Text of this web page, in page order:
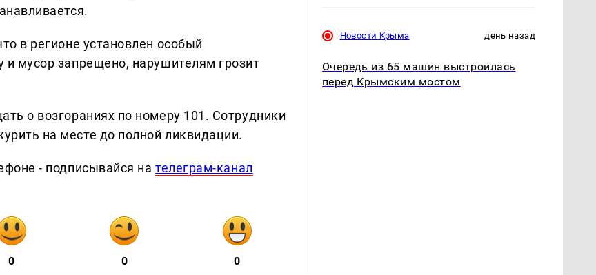
в регионе установлен особый
мусор запрещено, нарушителям грозит
о возгораниях по номеру 101. Сотрудники
на месте до полной ликвидации.
- подписывайся нателеграм-канал
0 0 0
Новости Крыма день назад
Очередь из 65 машин выстроилась
перед Крымским мостом